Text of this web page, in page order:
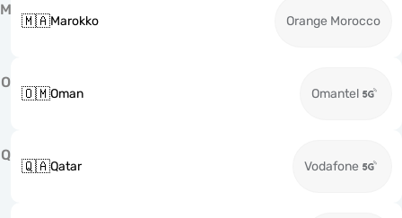
M
🇲🇦Marokko Orange Morocco
O
🇴🇲Oman Omantel
Q
🇶🇦Qatar Vodafone